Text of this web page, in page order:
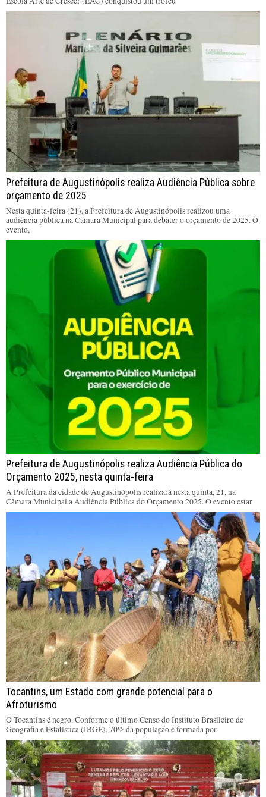
Prefeitura de Augustinópolis realiza Audiência Pública sobre
orçamento de 2025
Nesta quinta-feira (21), a Prefeitura de Augustinópolis realizou uma
audiência pública na Câmara Municipal para debater o orçamento de 2025. O
evento,
Prefeitura de Augustinópolis realiza Audiência Pública do
Orçamento 2025, nesta quinta-feira
A Prefeitura da cidade de Augustinópolis realizará nesta quinta, 21, na
Câmara Municipal a Audiência Pública do Orçamento 2025. O evento estar
Tocantins, um Estado com grande potencial para o
Afroturismo
O Tocantins é negro. Conforme o último Censo do Instituto Brasileiro de
Geografia e Estatística (IBGE), 70% da população é formada por